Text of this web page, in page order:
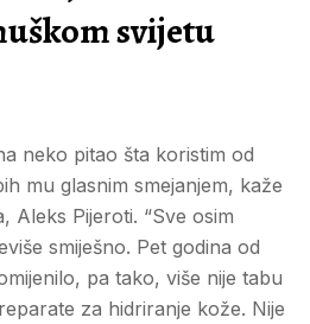
svijetu
neko pitao šta koristim od
mu glasnim smejanjem, kaže
Aleks Pijeroti. “Sve osim
smiješno. Pet godina od
pa tako, više nije tabu
za hidriranje kože. Nije